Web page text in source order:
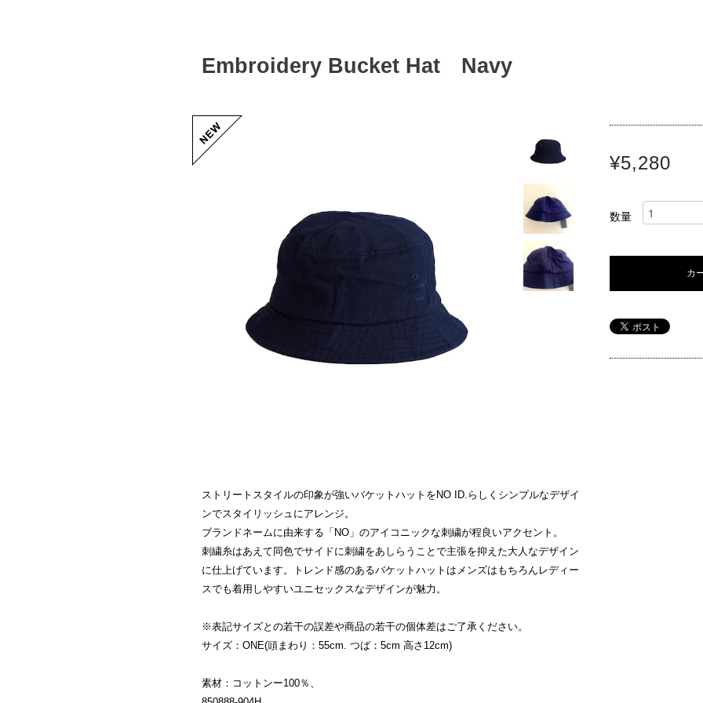
Embroidery Bucket Hat Navy
ストリートスタイルの印象が強いバケットハットをNO ID.らしくシンプルなデザイ
ンでスタイリッシュにアレンジ。
ブランドネームに由来する「NO」のアイコニックな刺繍が程良いアクセント。
刺繍糸はあえて同色でサイドに刺繍をあしらうことで主張を抑えた大人なデザイン
に仕上げています。トレンド感のあるバケットハットはメンズはもちろんレディー
スでも着用しやすいユニセックスなデザインが魅力。
※表記サイズとの若干の誤差や商品の若干の個体差はご了承ください。
サイズ：ONE(頭まわり：55cm. つば：5cm 高さ12cm)
素材：コットンー100％、
¥5,280
数量
カ